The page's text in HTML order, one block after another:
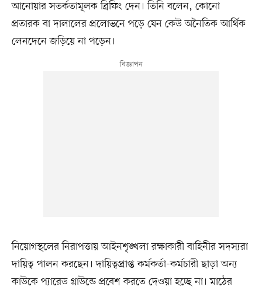
আনোয়ার সতর্কতামূলক ব্রিফিং দেন। তিনি বলেন, কোনো
প্রতারক বা দালালের প্রলোভনে পড়ে যেন কেউ অনৈতিক আর্থিক
লেনদেনে জড়িয়ে না পড়েন।
নিয়োগস্থলের নিরাপত্তায় আইনশৃঙ্খলা রক্ষাকারী বাহিনীর সদস্যরা
দায়িত্ব পালন করছেন। দায়িত্বপ্রাপ্ত কর্মকর্তা-কর্মচারী ছাড়া অন্য
কাউকে প্যারেড গ্রাউন্ডে প্রবেশ করতে দেওয়া হচ্ছে না। মাঠের